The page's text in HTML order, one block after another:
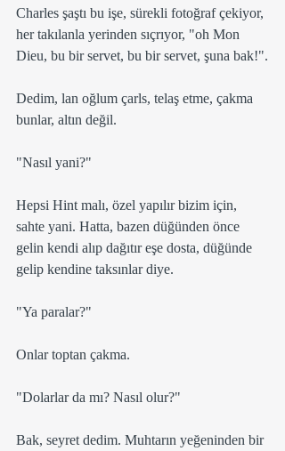
Charles şaştı bu işe, sürekli fotoğraf çekiyor,
her takılanla yerinden sıçrıyor, "oh Mon
Dieu, bu bir servet, bu bir servet, şuna bak!".
Dedim, lan oğlum çarls, telaş etme, çakma
bunlar, altın değil.
"Nasıl yani?"
Hepsi Hint malı, özel yapılır bizim için,
sahte yani. Hatta, bazen düğünden önce
gelin kendi alıp dağıtır eşe dosta, düğünde
gelip kendine taksınlar diye.
"Ya paralar?"
Onlar toptan çakma.
"Dolarlar da mı? Nasıl olur?"
Bak, seyret dedim. Muhtarın yeğeninden bir